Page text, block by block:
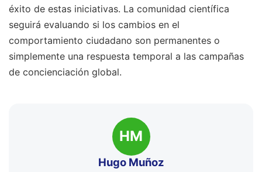
éxito de estas iniciativas. La comunidad científica
seguirá evaluando si los cambios en el
comportamiento ciudadano son permanentes o
simplemente una respuesta temporal a las campañas
de concienciación global.
HM
Hugo Muñoz